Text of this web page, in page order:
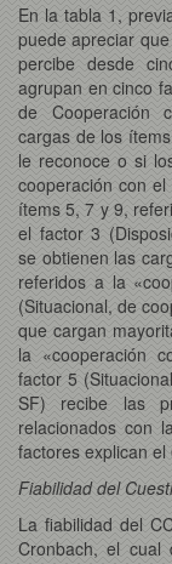
En la tabla 1,
puede apreciar
percibe desde
agrupan en cinco
de Cooperación
cargas de los
le reconoce o si
cooperación con
ítems 5, 7 y 9,
el factor 3
se obtienen las
referidos a la
(Situacional, de
que cargan
la «cooperación
factor 5
SF) recibe las
relacionados con
factores explican
Fiabilidad del
La fiabilidad del
Cronbach, el cual